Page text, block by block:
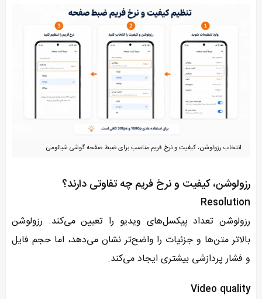
انتخاب رزولوشن، کیفیت و نرخ فریم مناسب برای ضبط صفحه گوشی شیائومی
رزولوشن، کیفیت و نرخ فریم چه تفاوتی دارند؟
Resolution
رزولوشن تعداد پیکسل‌های ویدیو را تعیین می‌کند. رزولوشن
بالاتر متن‌ها و جزئیات را واضح‌تر نشان می‌دهد، اما حجم فایل
و فشار پردازشی بیشتری ایجاد می‌کند.
Video quality